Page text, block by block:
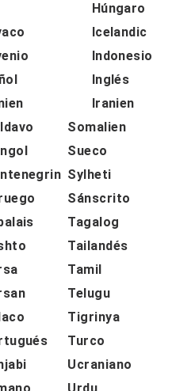
Húngaro
Icelandic
Indonesio
Inglés
Iranien
Somalien
Sueco
Sylheti
Sánscrito
Tagalog
Tailandés
Tamil
Telugu
Tigrinya
Turco
Ucraniano